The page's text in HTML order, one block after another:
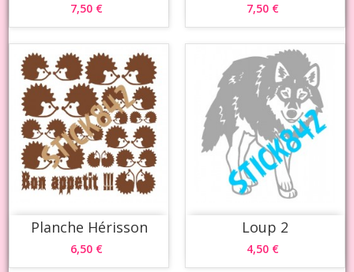
7,50 € 7,50 €
Planche Hérisson
6,50 €
Loup 2
4,50 €